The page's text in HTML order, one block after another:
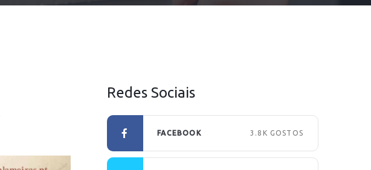
Redes Sociais
FACEBOOK 3.8K GOSTOS